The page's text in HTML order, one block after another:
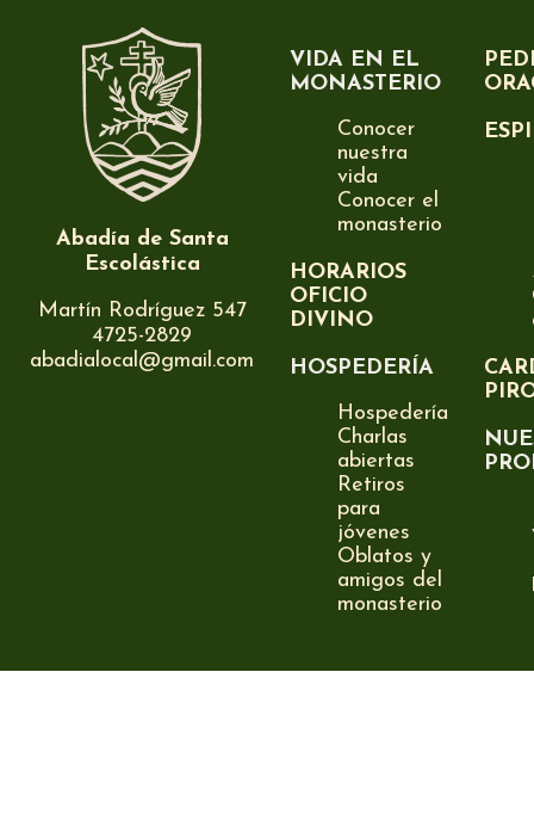
Abadía de Santa
Escolástica
Martín Rodríguez 547
4725-2829
abadialocal@gmail.com
VIDA EN EL
MONASTERIO
Conocer
nuestra
vida
Conocer el
monasterio
HORARIOS
OFICIO
DIVINO
HOSPEDERÍA
Hospedería
Charlas
abiertas
Retiros
para
jóvenes
Oblatos y
amigos del
monasterio